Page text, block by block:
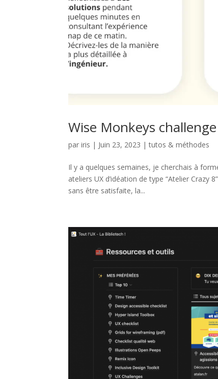
Wise Monkeys
pariris | Juin 23, 2023 |tutos & méthodes
Il y a quelques semaines, je cherchais à
ateliers UX d’idéation de type “Atelier Crazy
sans être satisfaite, la...